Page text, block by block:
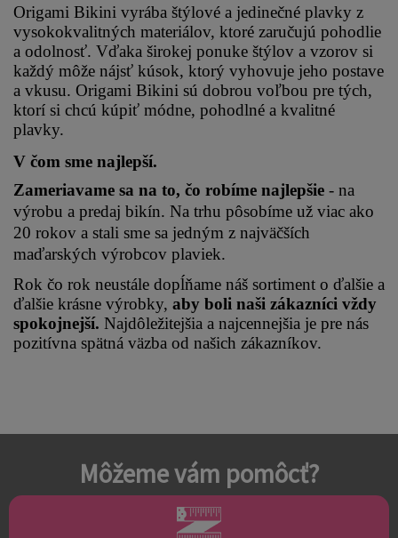
Origami Bikini vyrába štýlové a jedinečné plavky z
vysokokvalitných materiálov, ktoré zaručujú pohodlie
a odolnosť. Vďaka širokej ponuke štýlov a vzorov si
každý môže nájsť kúsok, ktorý vyhovuje jeho postave
a vkusu. Origami Bikini sú dobrou voľbou pre tých,
ktorí si chcú kúpiť módne, pohodlné a kvalitné
plavky.
V čom sme najlepší.
Zameriavame sa na to, čo robíme najlepšie - na
výrobu a predaj bikín. Na trhu pôsobíme už viac ako
20 rokov a stali sme sa jedným z najväčších
maďarských výrobcov plaviek.
Rok čo rok neustále dopĺňame náš sortiment o ďalšie a
ďalšie krásne výrobky, aby boli naši zákazníci vždy
spokojnejší. Najdôležitejšia a najcennejšia je pre nás
pozitívna spätná väzba od našich zákazníkov.
Môžeme vám pomôcť?